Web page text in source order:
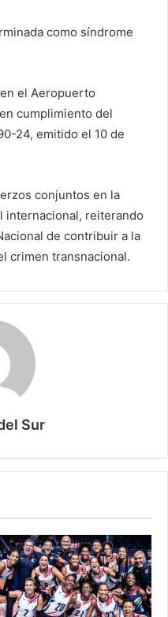
como síndrome
el Aeropuerto
cumplimiento del
24, emitido el 10 de
conjuntos en la
internacional, reiterando
de contribuir a la
crimen transnacional.
Sur